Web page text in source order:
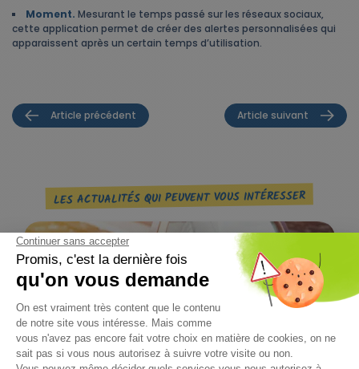
Moment. Mesurant le temps passé sur les réseaux sociaux,
cette application permet de créer des alertes personnalisées qui
apparaissent après un certain temps d’utilisation.
Article précédent Article suivant
LES ACTUALITÉS QUI PEUVENT VOUS INTÉRESSER
PROTECTION SOCIALE COMPLÉMENTAIRE